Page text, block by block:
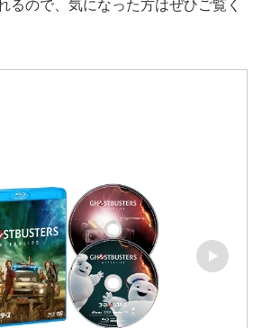
るので、気になった方はぜひご覧く